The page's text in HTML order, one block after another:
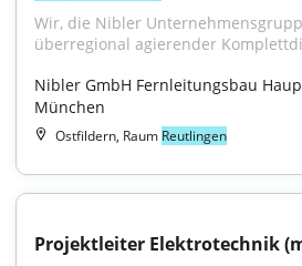
Wir, die Nibler
überregional agierender
Nibler GmbH Fernleitungsbau
München
Ostfildern, Raum Reutlingen
Projektleiter Elektrotechnik